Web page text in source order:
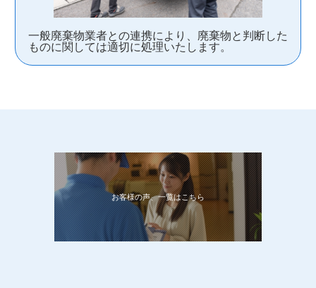
一般廃棄物業者との連携により、廃棄物と判断した
ものに関しては適切に処理いたします。
お客様の声、一覧はこちら